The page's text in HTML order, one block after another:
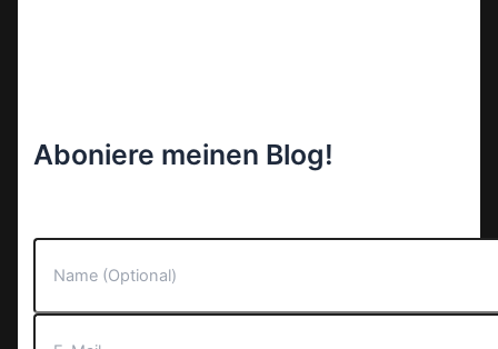
Aboniere meinen Blog!